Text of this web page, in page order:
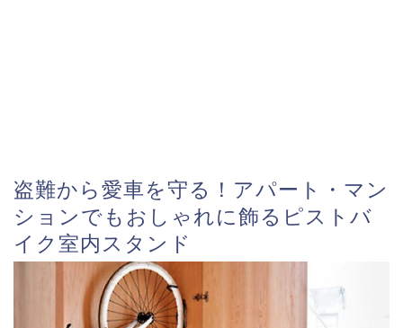
盗難から愛車を守る！アパート・マン
ションでもおしゃれに飾るピストバ
イク室内スタンド